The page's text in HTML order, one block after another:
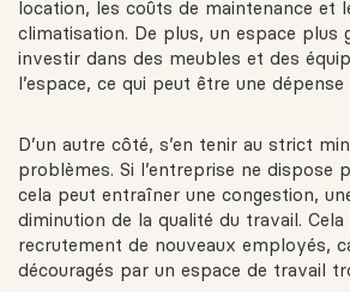
location, les coûts de maintenance et
climatisation. De plus, un espace plus
investir dans des meubles et des
l’espace, ce qui peut être une
D’un autre côté, s’en tenir au strict
problèmes. Si l’entreprise ne dispose
cela peut entraîner une congestion,
diminution de la qualité du travail.
recrutement de nouveaux employés,
découragés par un espace de travail